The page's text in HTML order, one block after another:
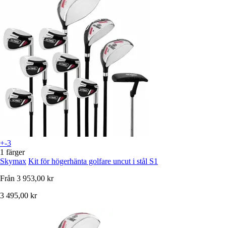
+-3
1 färger
Skymax Kit för högerhänta golfare uncut i stål S1
Från 3 953,00 kr
3 495,00 kr